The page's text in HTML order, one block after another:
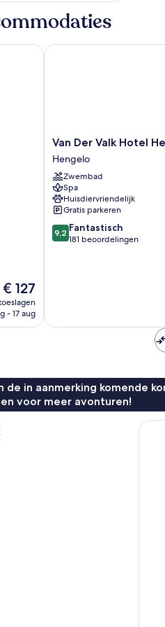
De
prijs
is
€ 127
- 17 aug
Van
Der
Valk
Hotel
Hengelo
Hengelo
Van Der Valk Hotel
Hengelo
Zwembad
Spa
Huisdiervriendelijk
Gratis parkeren
9.2
van
9,2 Fantastisch
181 beoordelingen
Van Der Valk Hotel
de in aanmerking komende
voor meer avonturen!